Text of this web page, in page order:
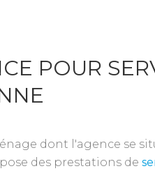
POUR
dont l'agence se
des prestations de